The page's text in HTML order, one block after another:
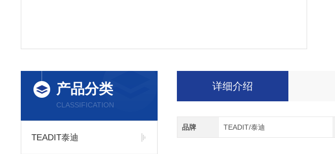
产品分类
CLASSIFICATION
TEADIT泰迪
详细介绍
品牌 TEADIT/泰迪